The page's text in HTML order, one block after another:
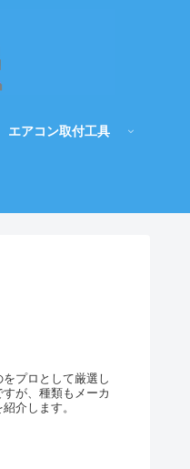
エアコン取付工具
プロとして厳選し
が、種類もメーカ
介します。